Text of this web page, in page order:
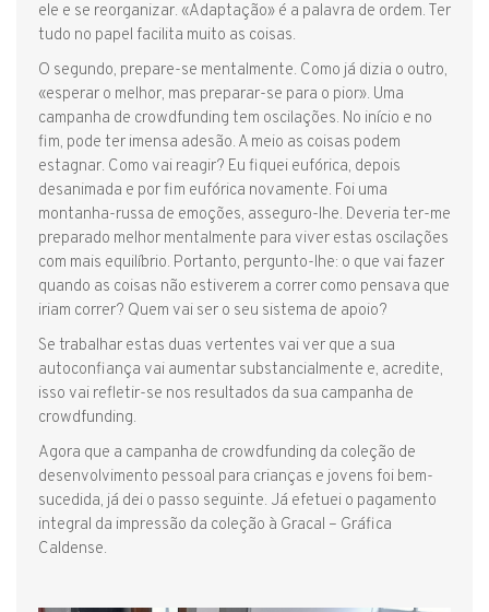
ele e se reorganizar. «Adaptação» é a palavra de ordem. Ter
tudo no papel facilita muito as coisas.
O segundo, prepare-se mentalmente. Como já dizia o outro,
«esperar o melhor, mas preparar-se para o pior». Uma
campanha de crowdfunding tem oscilações. No início e no
fim, pode ter imensa adesão. A meio as coisas podem
estagnar. Como vai reagir? Eu fiquei eufórica, depois
desanimada e por fim eufórica novamente. Foi uma
montanha-russa de emoções, asseguro-lhe. Deveria ter-me
preparado melhor mentalmente para viver estas oscilações
com mais equilíbrio. Portanto, pergunto-lhe: o que vai fazer
quando as coisas não estiverem a correr como pensava que
iriam correr? Quem vai ser o seu sistema de apoio?
Se trabalhar estas duas vertentes vai ver que a sua
autoconfiança vai aumentar substancialmente e, acredite,
isso vai refletir-se nos resultados da sua campanha de
crowdfunding.
Agora que a campanha de crowdfunding da coleção de
desenvolvimento pessoal para crianças e jovens foi bem-
sucedida, já dei o passo seguinte. Já efetuei o pagamento
integral da impressão da coleção à Gracal – Gráfica
Caldense.